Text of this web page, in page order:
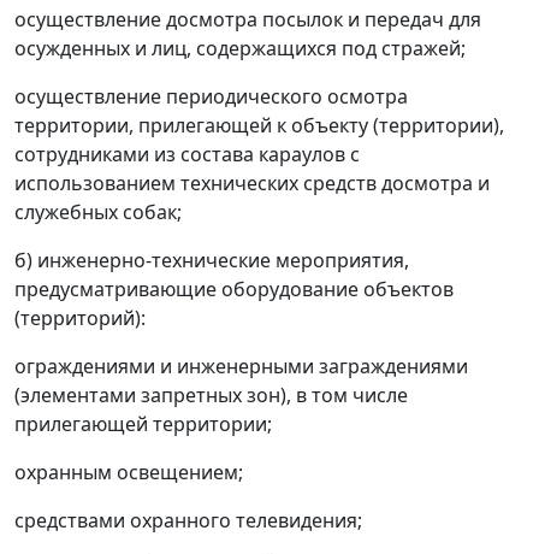
осуществление досмотра посылок и передач для
осужденных и лиц, содержащихся под стражей;
осуществление периодического осмотра
территории, прилегающей к объекту (территории),
сотрудниками из состава караулов с
использованием технических средств досмотра и
служебных собак;
б) инженерно-технические мероприятия,
предусматривающие оборудование объектов
(территорий):
ограждениями и инженерными заграждениями
(элементами запретных зон), в том числе
прилегающей территории;
охранным освещением;
средствами охранного телевидения;